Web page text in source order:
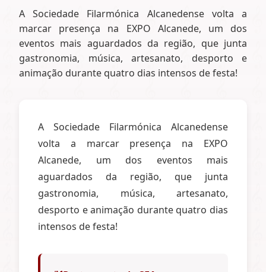
A Sociedade Filarmónica Alcanedense volta a
marcar presença na EXPO Alcanede, um dos
eventos mais aguardados da região, que junta
gastronomia, música, artesanato, desporto e
animação durante quatro dias intensos de festa!
A Sociedade Filarmónica Alcanedense
volta a marcar presença na EXPO
Alcanede, um dos eventos mais
aguardados da região, que junta
gastronomia, música, artesanato,
desporto e animação durante quatro dias
intensos de festa!